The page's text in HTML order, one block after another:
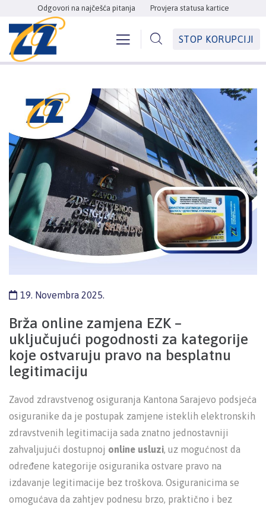
Odgovori na najčešća pitanja Provjera statusa kartice
STOP KORUPCIJI
19. Novembra 2025.
Brža online zamjena EZK –
uključujući pogodnosti za kategorije
koje ostvaruju pravo na besplatnu
legitimaciju
Zavod zdravstvenog osiguranja Kantona Sarajevo podsjeća
osiguranike da je postupak zamjene isteklih elektronskih
zdravstvenih legitimacija sada znatno jednostavniji
zahvaljujući dostupnoj online usluzi, uz mogućnost da
određene kategorije osiguranika ostvare pravo na
izdavanje legitimacije bez troškova. Osiguranicima se
omogućava da zahtjev podnesu brzo, praktično i bez